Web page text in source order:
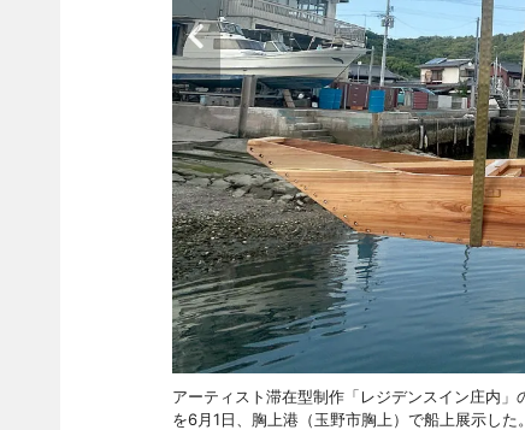
アーティスト滞在型制作「レジデンスイン庄内
を6月1日、胸上港（玉野市胸上）で船上展示した。